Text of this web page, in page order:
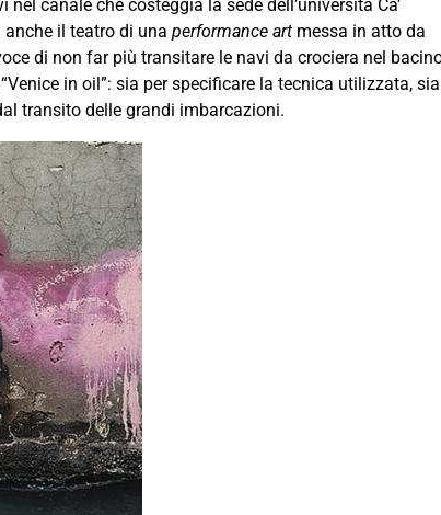
canale che costeggia la sede dell’università Ca’
il teatro di una performance art messa in atto da
di non far più transitare le navi da crociera nel
in oil”: sia per specificare la tecnica utilizzata, sia
transito delle grandi imbarcazioni.